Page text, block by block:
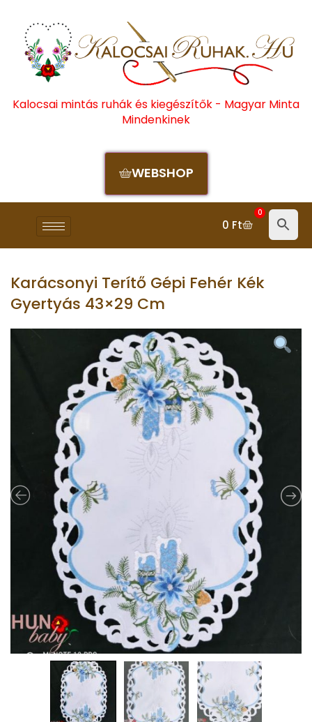
Kalocsai mintás ruhák és kiegészítők - Magyar Minta
Mindenkinek
WEBSHOP
0 Ft
0
Karácsonyi Terítő Gépi Fehér Kék
Gyertyás 43×29 Cm